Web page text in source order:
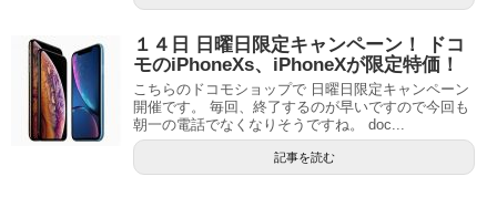
１４日 日曜日限定キャンペーン！ ドコ
モのiPhoneXs、iPhoneXが限定特価！
こちらのドコモショップで 日曜日限定キャンペーン
開催です。 毎回、終了するのが早いですので今回も
朝一の電話でなくなりそうですね。 doc...
記事を読む